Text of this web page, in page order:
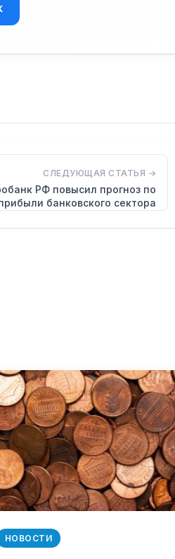
СЛЕДУЮЩАЯ СТАТЬЯ →
РФ повысил прогноз по
банковского сектора
НОВОСТИ